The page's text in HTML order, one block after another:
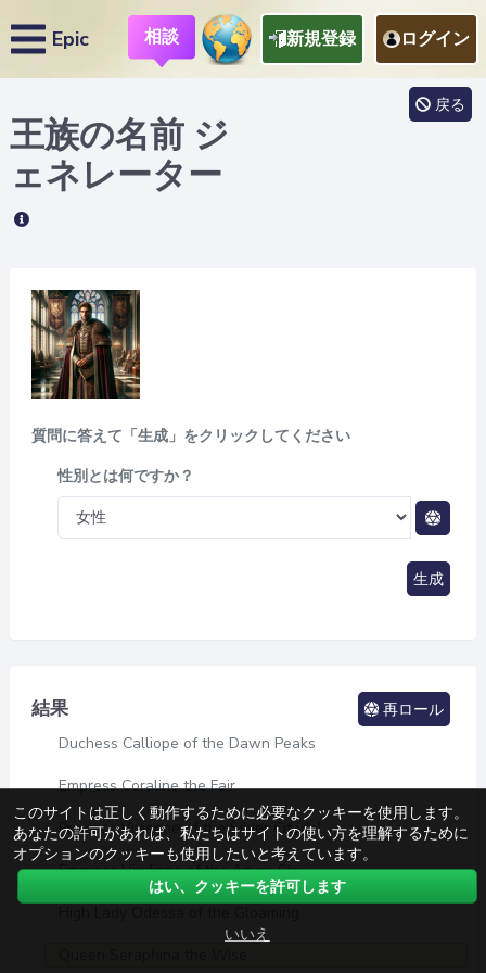
Epic 相談 新規登録 ログイン
王族の名前ジ
ェネレーター
戻る
質問に答えて「生成」をクリックしてください
性別とは何ですか？
生成
結果
再ロール
Duchess Calliope of the Dawn Peaks
Empress Coraline the Fair
Princess Vivienne of the Silver Citadel
Empress Viridiana of the Azure Sky
このサイトは正しく動作するために必要なクッキーを使用します。
あなたの許可があれば、私たちはサイトの使い方を理解するために
オプションのクッキーも使用したいと考えています。
はい、クッキーを許可します
いいえ